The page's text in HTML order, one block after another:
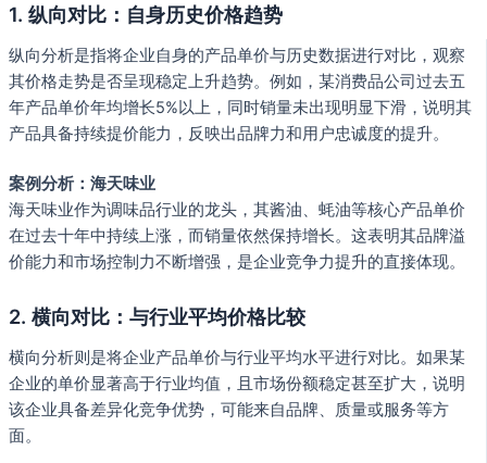
1. 纵向对比：自身历史价格趋势
纵向分析是指将企业自身的产品单价与历史数据进行对比，观察
其价格走势是否呈现稳定上升趋势。例如，某消费品公司过去五
年产品单价年均增长5%以上，同时销量未出现明显下滑，说明其
产品具备持续提价能力，反映出品牌力和用户忠诚度的提升。
案例分析：海天味业
海天味业作为调味品行业的龙头，其酱油、蚝油等核心产品单价
在过去十年中持续上涨，而销量依然保持增长。这表明其品牌溢
价能力和市场控制力不断增强，是企业竞争力提升的直接体现。
2. 横向对比：与行业平均价格比较
横向分析则是将企业产品单价与行业平均水平进行对比。如果某
企业的单价显著高于行业均值，且市场份额稳定甚至扩大，说明
该企业具备差异化竞争优势，可能来自品牌、质量或服务等方
面。